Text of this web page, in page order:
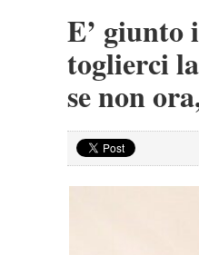
E’ giunto
toglierci
se non